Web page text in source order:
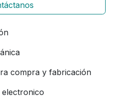
compra y fabricación